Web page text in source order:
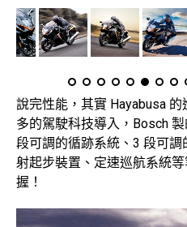
說完性能，其實 Hayabusa
多的駕駛科技導入，Bosch
段可調的循跡系統、3 段可
射起步裝置、定速巡航系統
握！